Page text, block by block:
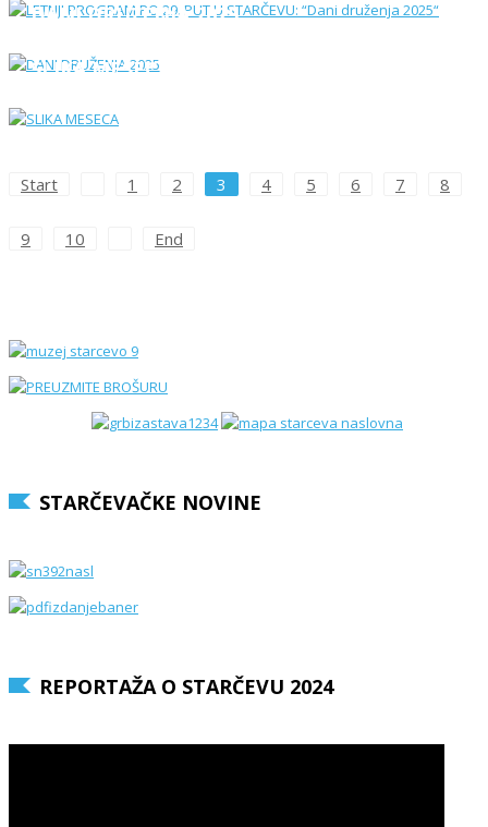
DANI DRUŽENJA 2025
SLIKA MESECA
Start 1 2 3 4 5 6 7 8
9 10 End
STARČEVAČKE NOVINE
REPORTAŽA O STARČEVU 2024